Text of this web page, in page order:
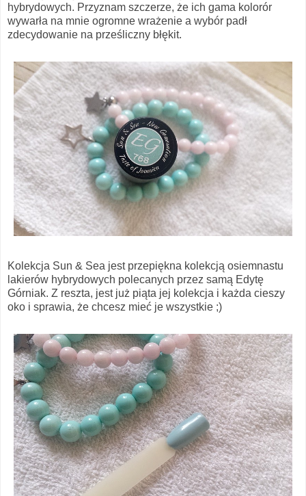
hybrydowych. Przyznam szczerze, że ich gama kolorór
wywarła na mnie ogromne wrażenie a wybór padł
zdecydowanie na prześliczny błękit.
Kolekcja Sun & Sea jest przepiękna kolekcją osiemnastu
lakierów hybrydowych polecanych przez samą Edytę
Górniak. Z reszta, jest już piąta jej kolekcja i każda cieszy
oko i sprawia, że chcesz mieć je wszystkie ;)